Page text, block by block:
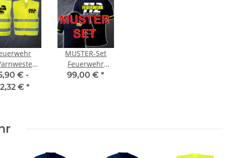
Gelb in
Größen mit
€ -
€ *
MUSTER-Set
Feuerwehr
Poloshirt
99,00 € *